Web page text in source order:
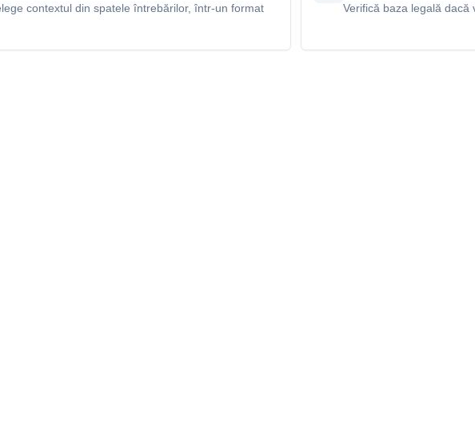
contextul din spatele întrebărilor, într-un format
Verifică baza legală dacă